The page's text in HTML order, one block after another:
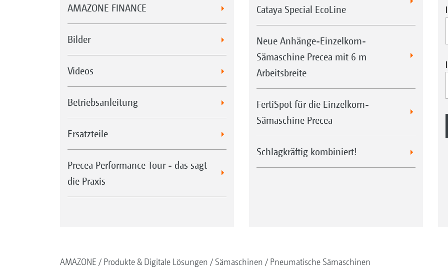
AMAZONE FINANCE
Bilder
Videos
Betriebsanleitung
Ersatzteile
Precea Performance Tour - das sagt
die Praxis
Cataya Special EcoLine
Neue Anhänge-Einzelkorn-
Sämaschine Precea mit 6 m
Arbeitsbreite
FertiSpot für die Einzelkorn-
Sämaschine Precea
Schlagkräftig kombiniert!
AMAZONE Produkte & Digitale Lösungen Sämaschinen Pneumatische Sämaschinen